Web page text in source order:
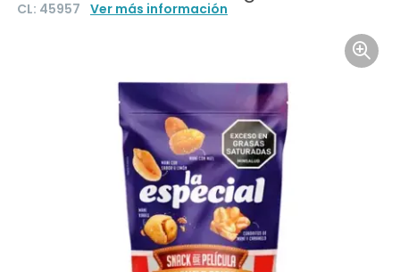
CL: 45957 Ver más información
Icon